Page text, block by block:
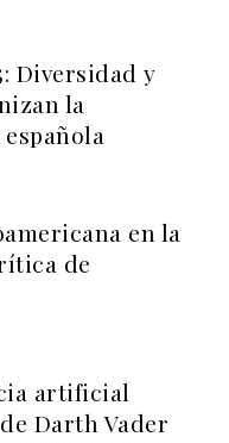
Diversidad y
la
en la
de
artificial
Darth Vader